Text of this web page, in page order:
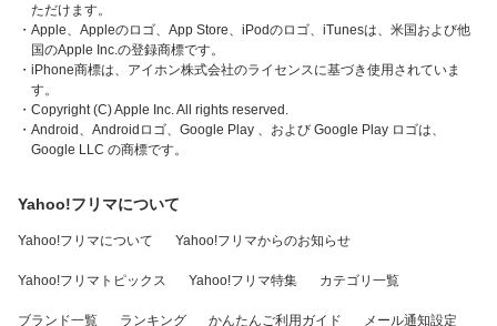
ただけます。
・Apple、Appleのロゴ、App Store、iPodのロゴ、iTunesは、米国および他
国のApple Inc.の登録商標です。
・iPhone商標は、アイホン株式会社のライセンスに基づき使用されていま
す。
・Copyright (C) Apple Inc. All rights reserved.
・Android、Androidロゴ、Google Play 、および Google Play ロゴは、
Google LLC の商標です。
Yahoo!フリマについて
Yahoo!フリマについて Yahoo!フリマからのお知らせ
Yahoo!フリマトピックス Yahoo!フリマ特集 カテゴリ一覧
ブランド一覧 ランキング かんたんご利用ガイド メール通知設定